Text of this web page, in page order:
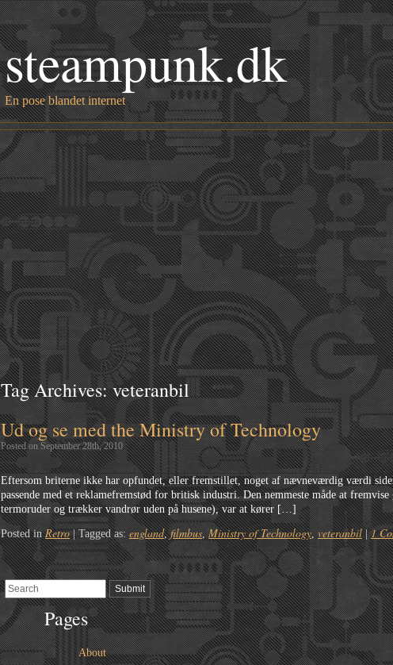
steampunk.dk
En pose blandet internet
Tag Archives:veteranbil
Ud og se med the Ministry of Technology
Posted on September 28th, 2010
Eftersom briterne ikke har opfundet, eller fremstillet, noget af nævneværdig værdi
passende med et reklamefremstød for britisk industri. Den nemmeste måde at
termoruder og trækker vandrør uden på husene), var at kører […]
Posted in Retro | Tagged as:england,filmbus,Ministry of Technology,veteranbil | 1
Pages
About